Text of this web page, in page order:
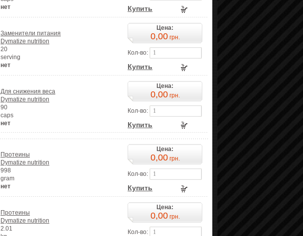
нет Купить
Заменители питания
Dymatize nutrition
20
serving
нет
Цена:
0,00грн.
Кол-во:
Купить
Для снижения веса
Dymatize nutrition
90
caps
нет
Цена:
0,00грн.
Кол-во:
Купить
Протеины
Dymatize nutrition
998
gram
нет
Цена:
0,00грн.
Кол-во:
Купить
Протеины
Dymatize nutrition
2.01
Цена:
0,00грн.
Кол-во: